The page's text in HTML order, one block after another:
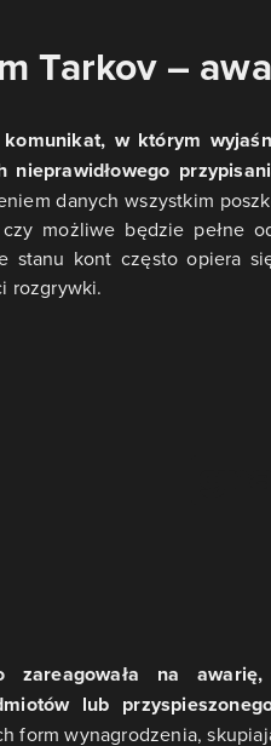
Tarkov –
w którym
danych wszystkim
możliwe będzie pełne
stanu kont często opiera
rozgrywki.
zareagowała na
lub
form wynagrodzenia,